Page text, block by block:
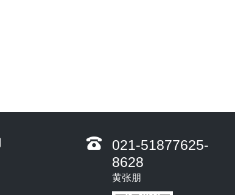
021-51877625-
8628
黄张朋